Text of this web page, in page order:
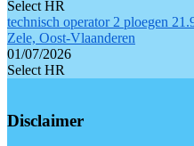
Select HR
technisch operator 2 ploegen
Zele, Oost-Vlaanderen
01/07/2026
Select HR
Disclaimer